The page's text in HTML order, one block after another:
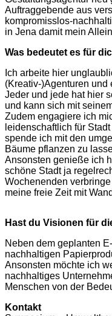
Auftraggebende aus
kompromisslos-
in Jena damit mein
Was bedeutet es für
Ich arbeite hier
(Kreativ-)Agenturen und
Jeder und jede hat hier
und kann sich mit
Zudem engagiere ich
leidenschaftlich für
spende ich mit den
Bäume pflanzen zu
Ansonsten genieße ich
schöne Stadt ja
Wochenenden
meine freie Zeit mit
Hast du Visionen für
Neben dem geplanten
nachhaltigen
Ansonsten möchte ich
nachhaltiges
Menschen von der
Kontakt